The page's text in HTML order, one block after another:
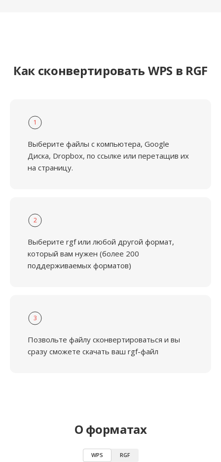
Как сконвертировать WPS в RGF
1
Выберите файлы с компьютера, Google
Диска, Dropbox, по ссылке или перетащив их
на страницу.
2
Выберите rgf или любой другой формат,
который вам нужен (более 200
поддерживаемых форматов)
3
Позвольте файлу сконвертироваться и вы
сразу сможете скачать ваш rgf-файл
О форматах
WPS RGF